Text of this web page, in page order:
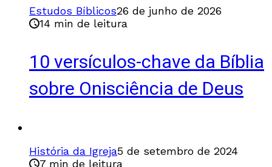
Estudos Bíblicos26 de junho de 2026
14 min de leitura
10 versículos-chave da Bíblia
sobre Onisciência de Deus
História da Igreja5 de setembro de 2024
7 min de leitura